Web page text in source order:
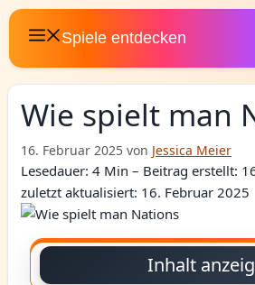
Zum
Inhalt
springen
Spiele entdecken
Wie spielt man
16. Februar 2025 von Jessica Meier
Lesedauer: 4 Min – Beitrag erstellt:
zuletzt aktualisiert: 16. Februar 2025
Inhalt